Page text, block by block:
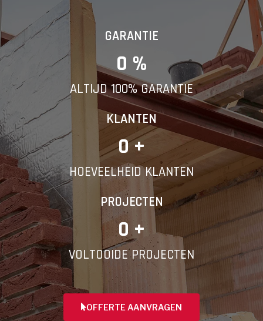
GARANTIE
0 %
ALTIJD 100% GARANTIE
KLANTEN
0 +
HOEVEELHEID KLANTEN
PROJECTEN
0 +
VOLTOOIDE PROJECTEN
OFFERTE AANVRAGEN